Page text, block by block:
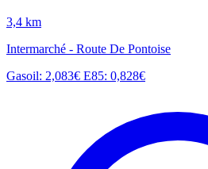
3,4 km
Intermarché - Route De Pontoise
Gasoil: 2,083€ E85: 0,828€